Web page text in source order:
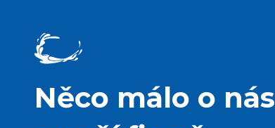
Něco málo o nás